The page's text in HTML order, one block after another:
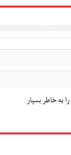
به خاطر بسپار